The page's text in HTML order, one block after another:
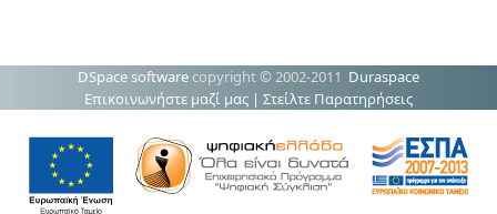
DSpace software copyright © 2002-2011 Duraspace
Επικοινωνήστε μαζί μας | Στείλτε Παρατηρήσεις